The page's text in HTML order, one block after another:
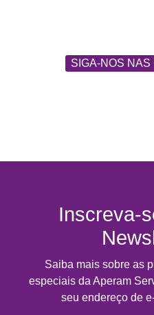
SIGA-NOS
Inscreva-
Saiba mais sobre as
especiais da Aperam
seu endereço de